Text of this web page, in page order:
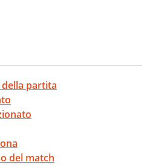
partita
del match